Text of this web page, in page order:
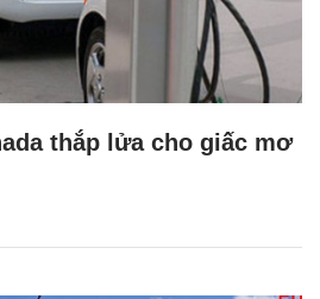
thắp lửa cho giấc mơ